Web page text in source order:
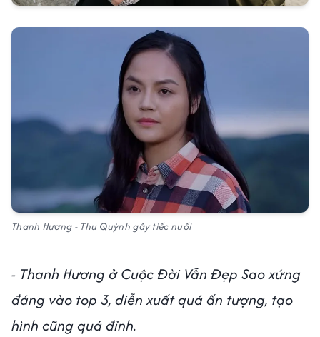
Thanh Hương - Thu Quỳnh gây tiếc nuối
- Thanh Hương ở Cuộc Đời Vẫn Đẹp Sao xứng
đáng vào top 3, diễn xuất quá ấn tượng, tạo
hình cũng quá đỉnh.